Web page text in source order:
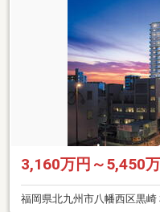
3,160万円～5,450
福岡県北九州市八幡西区黒崎